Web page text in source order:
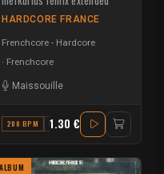
HARDCORE FRANCE
Frenchcore - Hardcore
Frenchcore
Maissouille
200 BPM C#
1.30 €
ALBUM